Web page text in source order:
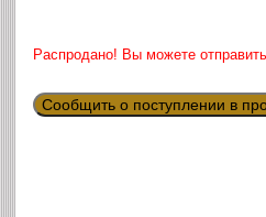
Распродано! Вы можете отправить
Сообщить о поступлении в